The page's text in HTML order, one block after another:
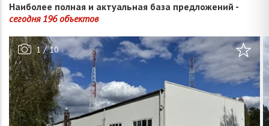
Наиболее полная и актуальная база предложений -
сегодня 196 объектов
1/10